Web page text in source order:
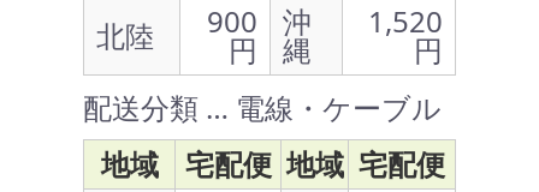
北陸
900
円
沖
縄
1,520
円
配送分類 … 電線・ケーブル
地域
宅配便 地域 宅配便